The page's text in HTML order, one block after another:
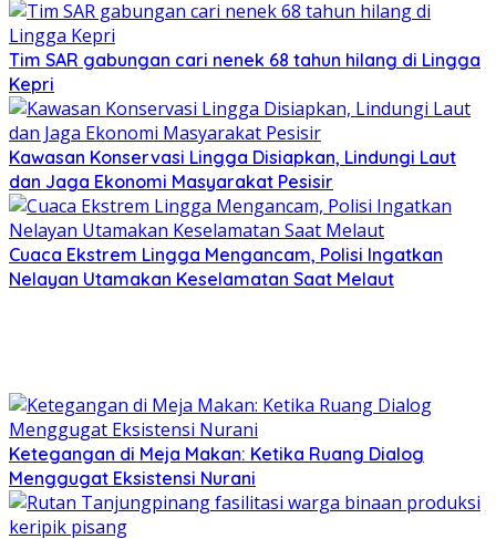
Tim SAR gabungan cari nenek 68 tahun hilang di Lingga
Kepri
Kawasan Konservasi Lingga Disiapkan, Lindungi Laut
dan Jaga Ekonomi Masyarakat Pesisir
Cuaca Ekstrem Lingga Mengancam, Polisi Ingatkan
Nelayan Utamakan Keselamatan Saat Melaut
Ketegangan di Meja Makan: Ketika Ruang Dialog
Menggugat Eksistensi Nurani